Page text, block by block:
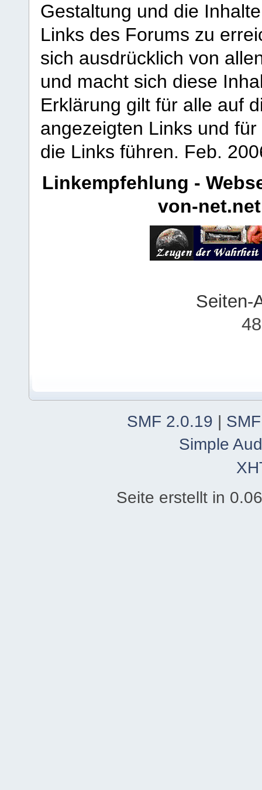
Gestaltung und die
Links des Forums zu
sich ausdrücklich von
und macht sich diese
Erklärung gilt für alle auf
angezeigten Links und
die Links führen. Feb.
Linkempfehlung -
von-net.net
Seiten-
SMF 2.0.19
Simple
Seite erstellt in